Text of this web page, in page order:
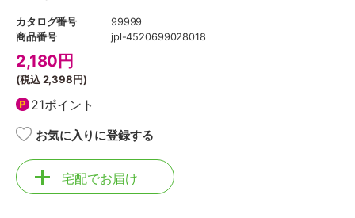
カタログ番号
99999
商品番号
jpl-4520699028018
2,180 円
(税込2,398円)
21ポイント
お気に入りに登録する
宅配でお届け